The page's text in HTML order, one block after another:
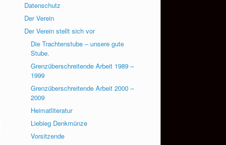
Datenschutz
Der Verein
Der Verein stellt sich vor
Die Trachtenstube – unsere gute
Stube.
Grenzüberschreitende Arbeit 1989 –
1999
Grenzüberschreitende Arbeit 2000 –
2009
Heimatliteratur
Liebieg Denkmünze
Vorsitzende